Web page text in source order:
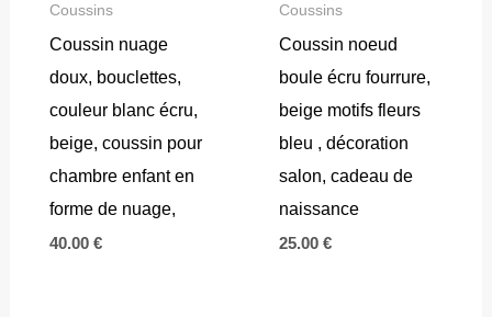
Coussins
Coussin nuage
doux, bouclettes,
couleur blanc écru,
beige, coussin pour
chambre enfant en
forme de nuage,
40.00 €
Coussins
Coussin noeud
boule écru fourrure,
beige motifs fleurs
bleu , décoration
salon, cadeau de
naissance
25.00 €